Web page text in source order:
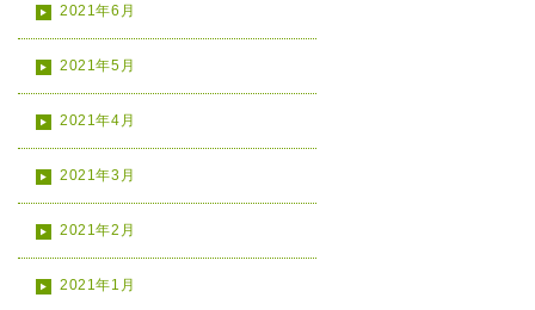
2021年6月
2021年5月
2021年4月
2021年3月
2021年2月
2021年1月